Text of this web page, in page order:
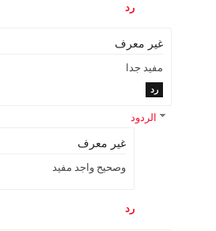
رد
غير معرف
مفيد جدا
رد
الردود
غير معرف
وصحيح واجد مفيد
رد